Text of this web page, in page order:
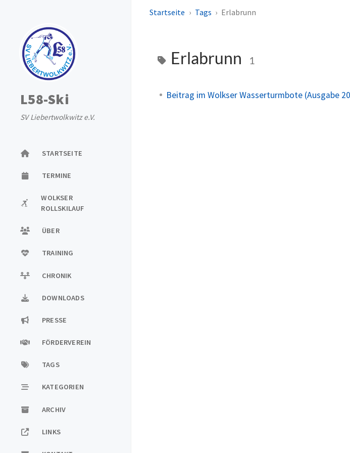
L58-Ski
SV Liebertwolkwitz e.V.
STARTSEITE
TERMINE
WOLKSER
ROLLSKILAUF
ÜBER
TRAINING
CHRONIK
DOWNLOADS
PRESSE
FÖRDERVEREIN
TAGS
KATEGORIEN
ARCHIV
LINKS
Startseite Tags Erlabrunn
Erlabrunn 1
Beitrag im Wolkser Wasserturmbote (Ausgabe